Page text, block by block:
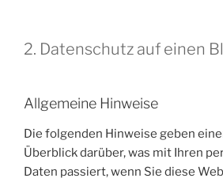
2. Datenschutz auf einen
Allgemeine Hinweise
Die folgenden Hinweise geben
Überblick darüber, was mit Ihren
Daten passiert, wenn Sie diese